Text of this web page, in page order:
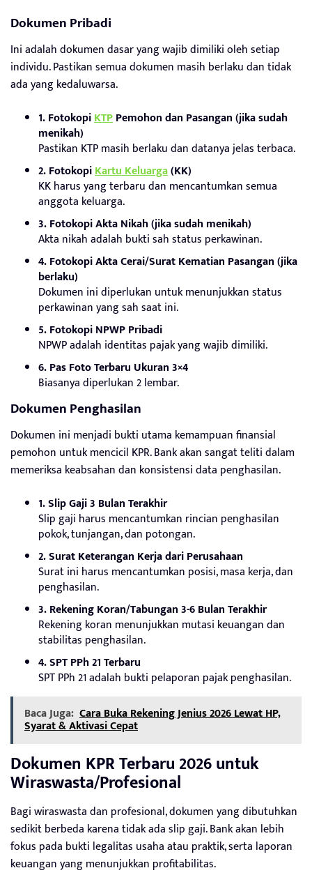
Dokumen Pribadi
Ini adalah dokumen dasar yang wajib dimiliki oleh setiap
individu. Pastikan semua dokumen masih berlaku dan tidak
ada yang kedaluwarsa.
1. FotokopiKTPPemohon dan Pasangan (jika sudah
menikah)
Pastikan KTP masih berlaku dan datanya jelas terbaca.
2. FotokopiKartu Keluarga(KK)
KK harus yang terbaru dan mencantumkan semua
anggota keluarga.
3. Fotokopi Akta Nikah (jika sudah menikah)
Akta nikah adalah bukti sah status perkawinan.
4. Fotokopi Akta Cerai/Surat Kematian Pasangan (jika
berlaku)
Dokumen ini diperlukan untuk menunjukkan status
perkawinan yang sah saat ini.
5. Fotokopi NPWP Pribadi
NPWP adalah identitas pajak yang wajib dimiliki.
6. Pas Foto Terbaru Ukuran 3×4
Biasanya diperlukan 2 lembar.
Dokumen Penghasilan
Dokumen ini menjadi bukti utama kemampuan finansial
pemohon untuk mencicil KPR. Bank akan sangat teliti dalam
memeriksa keabsahan dan konsistensi data penghasilan.
1. Slip Gaji 3 Bulan Terakhir
Slip gaji harus mencantumkan rincian penghasilan
pokok, tunjangan, dan potongan.
2. Surat Keterangan Kerja dari Perusahaan
Surat ini harus mencantumkan posisi, masa kerja, dan
penghasilan.
3. Rekening Koran/Tabungan 3-6 Bulan Terakhir
Rekening koran menunjukkan mutasi keuangan dan
stabilitas penghasilan.
4. SPT PPh 21 Terbaru
SPT PPh 21 adalah bukti pelaporan pajak penghasilan.
Baca Juga: Cara Buka Rekening Jenius 2026 Lewat HP,
Syarat & Aktivasi Cepat
Dokumen KPR Terbaru 2026 untuk
Wiraswasta/Profesional
Bagi wiraswasta dan profesional, dokumen yang dibutuhkan
sedikit berbeda karena tidak ada slip gaji. Bank akan lebih
fokus pada bukti legalitas usaha atau praktik, serta laporan
keuangan yang menunjukkan profitabilitas.